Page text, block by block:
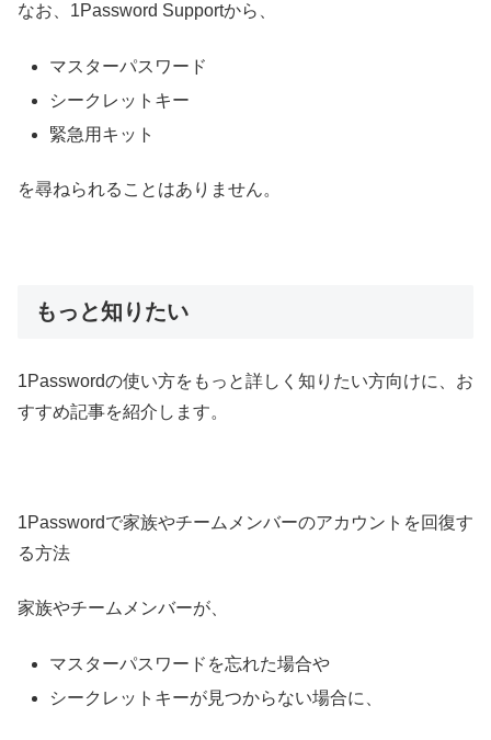
なお、1Password Supportから、
マスターパスワード
シークレットキー
緊急用キット
を尋ねられることはありません。
もっと知りたい
1Passwordの使い方をもっと詳しく知りたい方向けに、お
すすめ記事を紹介します。
1Passwordで家族やチームメンバーのアカウントを回復す
る方法
家族やチームメンバーが、
マスターパスワードを忘れた場合や
シークレットキーが見つからない場合に、